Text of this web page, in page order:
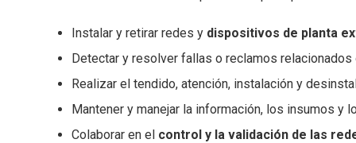
Instalar y retirar redes y dispositivos de planta
Detectar y resolver fallas o reclamos
Realizar el tendido, atención, instalación y
Mantener y manejar la información, los insumos y
Colaborar en el control y la validación de las